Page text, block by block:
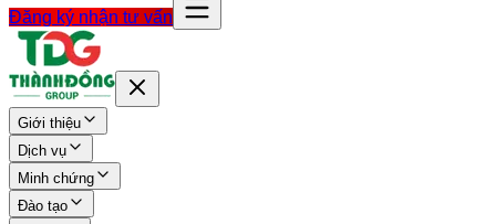
Đăng ký nhận tư vấn
Giới thiệu
Dịch vụ
Minh chứng
Đào tạo